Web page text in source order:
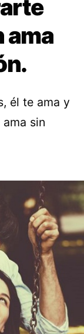
ama
él te ama y
sin